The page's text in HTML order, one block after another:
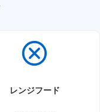
レンジフード